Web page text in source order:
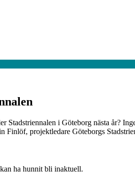
Stadstriennalen i Göteborg nästa år?
Finlöf, projektledare Göteborgs
ha hunnit bli inaktuell.